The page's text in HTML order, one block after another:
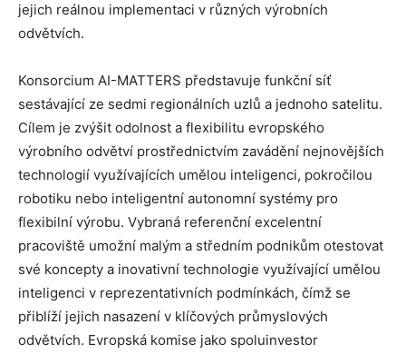
jejich reálnou implementaci v různých výrobních
odvětvích.
Konsorcium AI-MATTERS představuje funkční síť
sestávající ze sedmi regionálních uzlů a jednoho satelitu.
Cílem je zvýšit odolnost a flexibilitu evropského
výrobního odvětví prostřednictvím zavádění nejnovějších
technologií využívajících umělou inteligenci, pokročilou
robotiku nebo inteligentní autonomní systémy pro
flexibilní výrobu. Vybraná referenční excelentní
pracoviště umožní malým a středním podnikům otestovat
své koncepty a inovativní technologie využívající umělou
inteligenci v reprezentativních podmínkách, čímž se
přiblíží jejich nasazení v klíčových průmyslových
odvětvích. Evropská komise jako spoluinvestor